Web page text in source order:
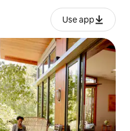
Use app